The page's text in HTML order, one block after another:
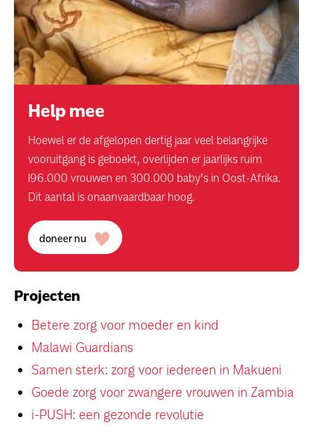
Help mee
Hoewel er de afgelopen dertig jaar veel belangrijke
vooruitgang is geboekt, overlijden er jaarlijks ruim
196.000 vrouwen en 300.000 baby’s in Oost-Afrika.
Dit aantal is onaanvaardbaar hoog.
doneer nu
Projecten
Betere zorg voor moeder en kind
Malawi Guardians
Samen sterk: zorg voor iedereen in Makueni
Goede zorg voor zwangere vrouwen in Zambia
i-PUSH: een gezonde revolutie